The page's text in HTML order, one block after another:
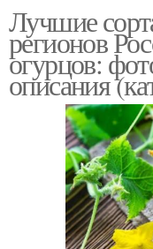
Лучшие
регионов
огурцов:
описания